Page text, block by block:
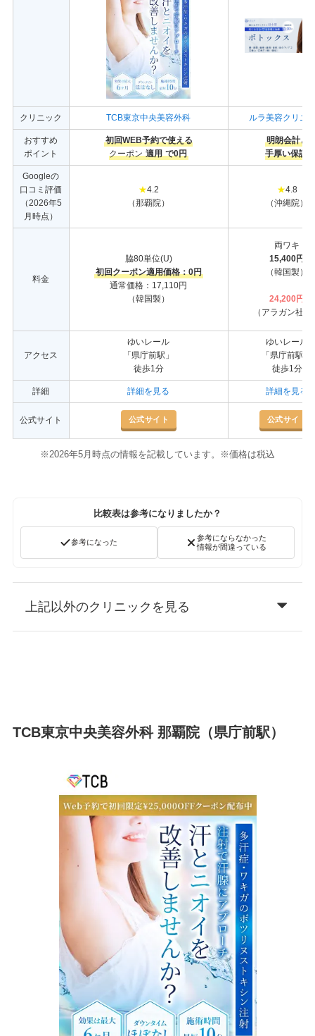
クリニック TCB東京中央美容外科 ルラ美容クリニ
おすすめ
ポイント
初回WEB予約で使える
クーポン 適用 で0円
明朗会計と
手厚い保証
Googleの
口コミ評価
（2026年5
月時点）
★4.2
（那覇院）
★4.8
（沖縄院）
料金
脇80単位(U)
初回クーポン適用価格：0円
通常価格：17,110円
（韓国製）
両ワキ
15,400円
（韓国製）
24,200円
（アラガン社製
アクセス
ゆいレール
「県庁前駅」
徒歩1分
ゆいレール
「県庁前駅」
徒歩1分
詳細 詳細を見る 詳細を見る
公式サイト 公式サイト 公式サイト
※2026年5月時点の情報を記載しています。※価格は税込
比較表は参考になりましたか？
参考になった
参考にならなかった
情報が間違っている
上記以外のクリニックを見る
TCB東京中央美容外科 那覇院（県庁前駅）